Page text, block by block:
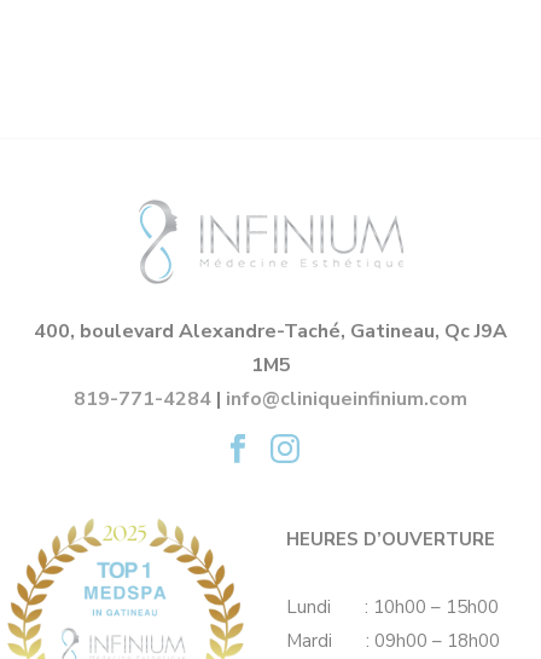
400, boulevard Alexandre-Taché, Gatineau, Qc J9A
1M5
819-771-4284 | info@cliniqueinfinium.com
HEURES D’OUVERTURE
Lundi : 10h00 – 15h00
Mardi : 09h00 – 18h00